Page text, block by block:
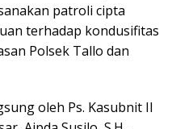
patroli cipta
terhadap kondusifitas
Polsek Tallo dan
oleh Ps. Kasubnit II